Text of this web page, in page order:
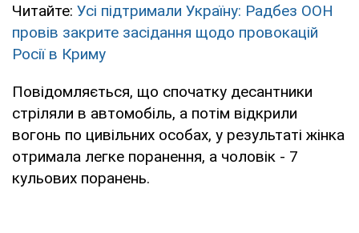
Читайте: Усі підтримали Україну: Радбез ООН
провів закрите засідання щодо провокацій
Росії в Криму
Повідомляється, що спочатку десантники
стріляли в автомобіль, а потім відкрили
вогонь по цивільних особах, у результаті жінка
отримала легке поранення, а чоловік - 7
кульових поранень.